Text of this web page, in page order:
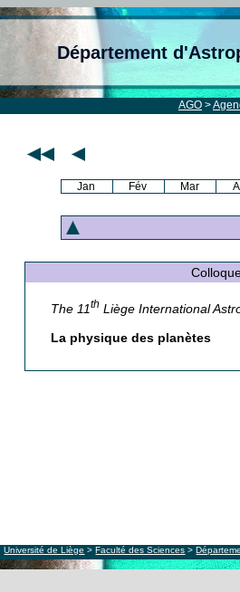
Département
AGO >
Jan Fév Mar
The 11th Liège International
La physique des planètes
Université de Liège >Faculté des Sciences >